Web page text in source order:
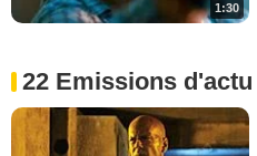
1:30
22 Emissions